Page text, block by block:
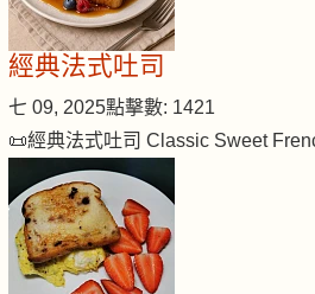
經典法式吐司
七 09, 2025點擊數: 1421
📜經典法式吐司 Classic Sweet